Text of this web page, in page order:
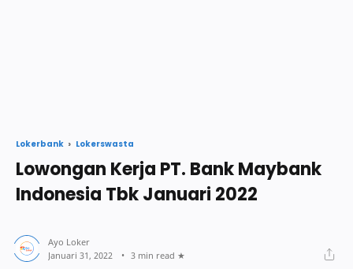
Lokerbank Lokerswasta
Lowongan Kerja PT. Bank Maybank
Indonesia Tbk Januari 2022
3 min read